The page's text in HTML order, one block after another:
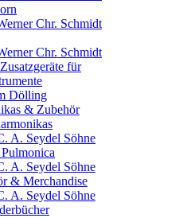
Chr. Schmidt
Chr. Schmidt
für
Dölling
& Zubehör
A. Seydel Söhne
A. Seydel Söhne
& Merchandise
A. Seydel Söhne